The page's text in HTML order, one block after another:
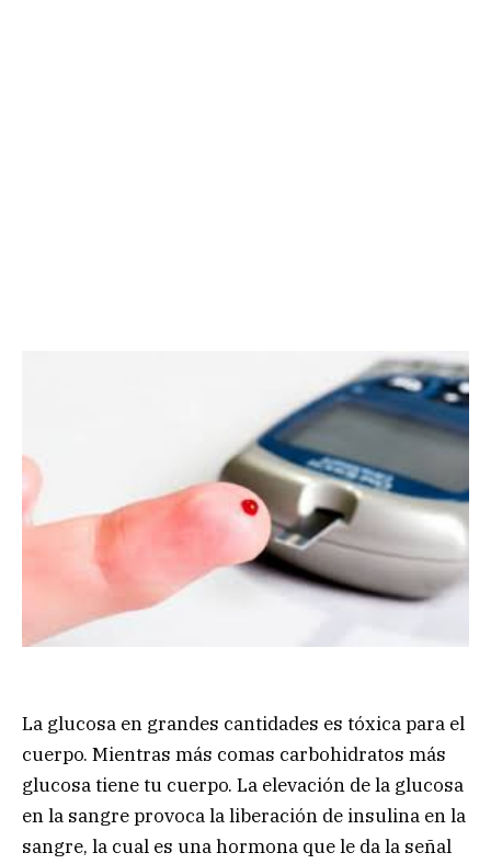
La glucosa en grandes cantidades es tóxica para el
cuerpo. Mientras más comas carbohidratos más
glucosa tiene tu cuerpo. La elevación de la glucosa
en la sangre provoca la liberación de insulina en la
sangre, la cual es una hormona que le da la señal